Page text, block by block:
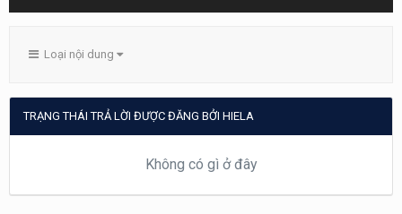
Loại nội dung
TRẠNG THÁI TRẢ LỜI ĐƯỢC ĐĂNG BỞI HIELA
Không có gì ở đây